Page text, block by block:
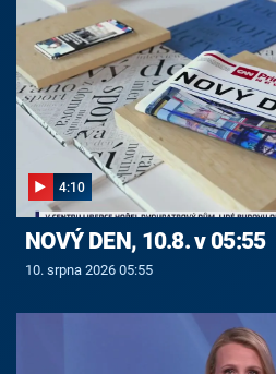
4:10
NOVÝ DEN, 10.8. v 05:55
10. srpna 2026 05:55